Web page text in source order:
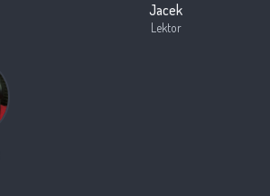
Jacek
Lektor